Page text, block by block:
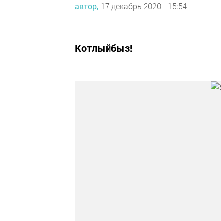
автор, 17 декабрь 2020 - 15:54
Котлыйбыз!